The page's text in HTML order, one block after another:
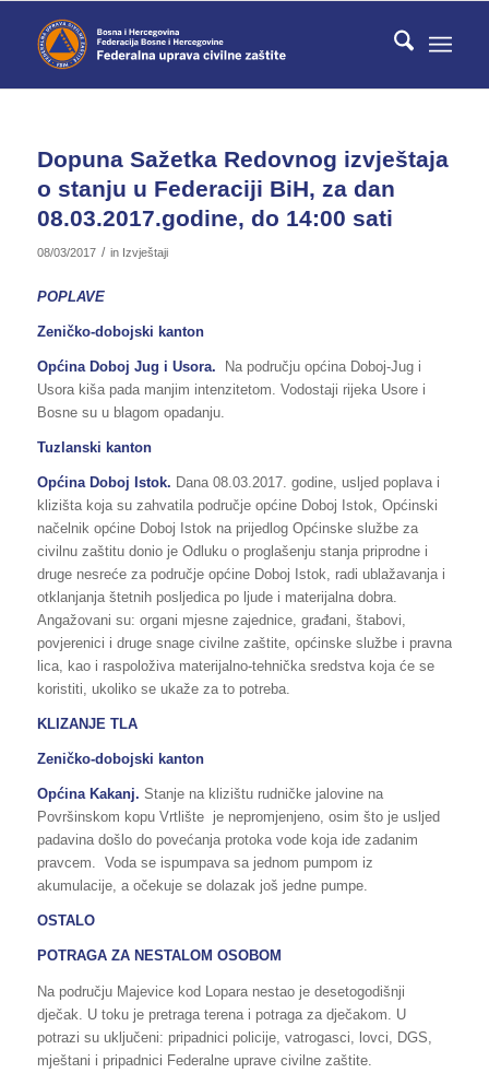
Dopuna Sažetka Redovnog izvještaja
o stanju u Federaciji BiH, za dan
08.03.2017.godine, do 14:00 sati
08/03/2017 / in Izvještaji
POPLAVE
Zeničko-dobojski kanton
Općina Doboj Jug i Usora.
Na području općina Doboj-Jug i
Usora kiša pada manjim intenzitetom. Vodostaji rijeka Usore i
Bosne su u blagom opadanju.
Tuzlanski kanton
Općina Doboj Istok. Dana 08.03.2017. godine, usljed poplava i
klizišta koja su zahvatila područje općine Doboj Istok, Općinski
načelnik općine Doboj Istok na prijedlog Općinske službe za
civilnu zaštitu donio je Odluku o proglašenju stanja priprodne i
druge nesreće za područje općine Doboj Istok, radi ublažavanja i
otklanjanja štetnih posljedica po ljude i materijalna dobra.
Angažovani su: organi mjesne zajednice, građani, štabovi,
povjerenici i druge snage civilne zaštite, općinske službe i pravna
lica, kao i raspoloživa materijalno-tehnička sredstva koja će se
koristiti, ukoliko se ukaže za to potreba.
KLIZANJE TLA
Zeničko-dobojski kanton
Općina Kakanj. Stanje na klizištu rudničke jalovine na
Površinskom kopu Vrtlište je nepromjenjeno, osim što je usljed
padavina došlo do povećanja protoka vode koja ide zadanim
pravcem. Voda se ispumpava sa jednom pumpom iz
akumulacije, a očekuje se dolazak još jedne pumpe.
OSTALO
POTRAGA ZA NESTALOM OSOBOM
Na području Majevice kod Lopara nestao je desetogodišnji
dječak. U toku je pretraga terena i potraga za dječakom. U
potrazi su uključeni: pripadnici policije, vatrogasci, lovci, DGS,
mještani i pripadnici Federalne uprave civilne zaštite.